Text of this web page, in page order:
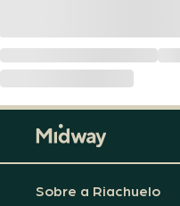
Sobre a Riachuelo